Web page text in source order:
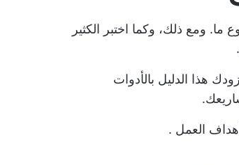
ومع ذلك، وكما اختبر الكثير
هذا الدليل بالأدوات
العمل .